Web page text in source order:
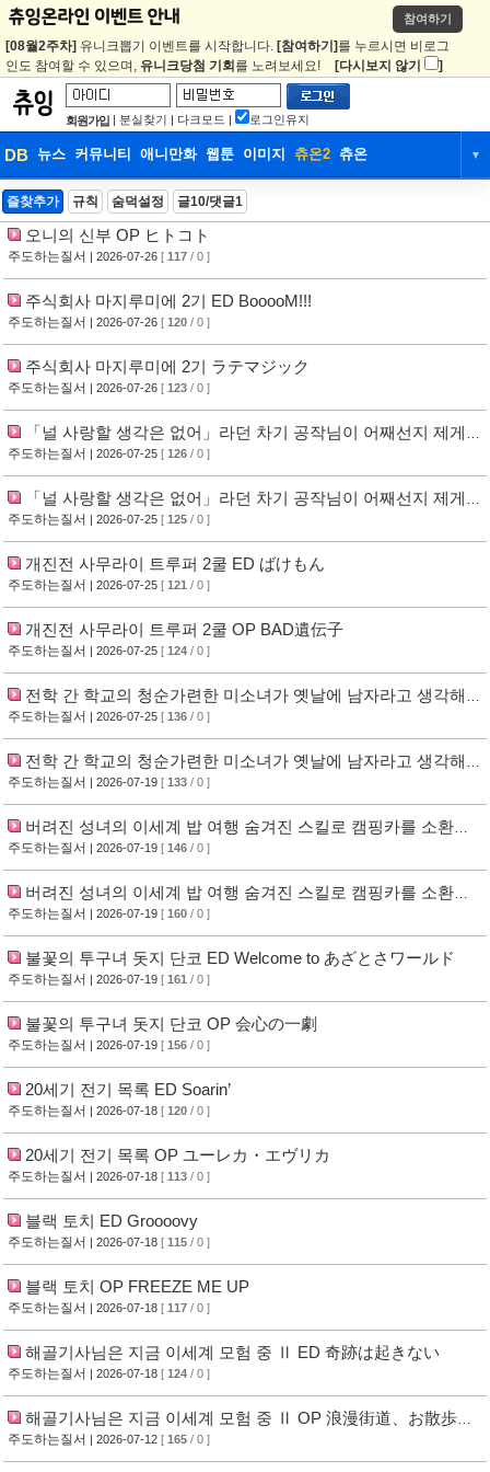
참여하기
[08월2주차] 유니크뽑기 이벤트를 시작합니다. [참여하기] 를 누르시면 비로그
인도 참여할 수 있으며, 유니크당첨 기회 를 노려보세요! [다시보지 않기 ]
회원가입 | 분실찾기 | 다크모드 | 로그인유지
DB 뉴스 커뮤니티 애니만화 웹툰 이미지 츄온2 츄온 ▼
DB 뉴스
웹툰 이미지
즐찾추가 규칙 숨덕설정 글10/댓글1
오니의 신부 OP ヒトコト
주도하는질서 | 2026-07-26 [ 117 / 0 ]
주식회사 마지루미에 2기 ED BooooM!!!
주도하는질서 | 2026-07-26 [ 120 / 0 ]
주식회사 마지루미에 2기 ラテマジック
주도하는질서 | 2026-07-26 [ 123 / 0 ]
「널 사랑할 생각은 없어」라던 차기 공작님이 어째선지 제게
푹 빠졌어요 ED 最終回
주도하는질서 | 2026-07-25 [ 126 / 0 ]
「널 사랑할 생각은 없어」라던 차기 공작님이 어째선지 제게
푹 빠졌어요 OP いつかちゃんと。
주도하는질서 | 2026-07-25 [ 125 / 0 ]
개진전 사무라이 트루퍼 2쿨 ED ばけもん
주도하는질서 | 2026-07-25 [ 121 / 0 ]
개진전 사무라이 트루퍼 2쿨 OP BAD遺伝子
주도하는질서 | 2026-07-25 [ 124 / 0 ]
전학 간 학교의 청순가련한 미소녀가 옛날에 남자라고 생각해서
같이 놀던 소꿉친구였던 일 ED Tilt
주도하는질서 | 2026-07-25 [ 136 / 0 ]
전학 간 학교의 청순가련한 미소녀가 옛날에 남자라고 생각해서
같이 놀던 소꿉친구였던 일 OP 夏に重ねて
주도하는질서 | 2026-07-19 [ 133 / 0 ]
버려진 성녀의 이세계 밥 여행 숨겨진 스킬로 캠핑카를 소환했
습니다 ED Holy Sweet Home
주도하는질서 | 2026-07-19 [ 146 / 0 ]
버려진 성녀의 이세계 밥 여행 숨겨진 스킬로 캠핑카를 소환했
습니다 OP Butterfly
주도하는질서 | 2026-07-19 [ 160 / 0 ]
불꽃의 투구녀 돗지 단코 ED Welcome to あざとさワールド
주도하는질서 | 2026-07-19 [ 161 / 0 ]
불꽃의 투구녀 돗지 단코 OP 会心の一劇
주도하는질서 | 2026-07-19 [ 156 / 0 ]
20세기 전기 목록 ED Soarin’
주도하는질서 | 2026-07-18 [ 120 / 0 ]
20세기 전기 목록 OP ユーレカ・エヴリカ
주도하는질서 | 2026-07-18 [ 113 / 0 ]
블랙 토치 ED Groooovy
주도하는질서 | 2026-07-18 [ 115 / 0 ]
블랙 토치 OP FREEZE ME UP
주도하는질서 | 2026-07-18 [ 117 / 0 ]
해골기사님은 지금 이세계 모험 중 Ⅱ ED 奇跡は起きない
주도하는질서 | 2026-07-18 [ 124 / 0 ]
해골기사님은 지금 이세계 모험 중 Ⅱ OP 浪漫街道、お散歩中
낭만가도, 산책 중
주도하는질서 | 2026-07-12 [ 165 / 0 ]